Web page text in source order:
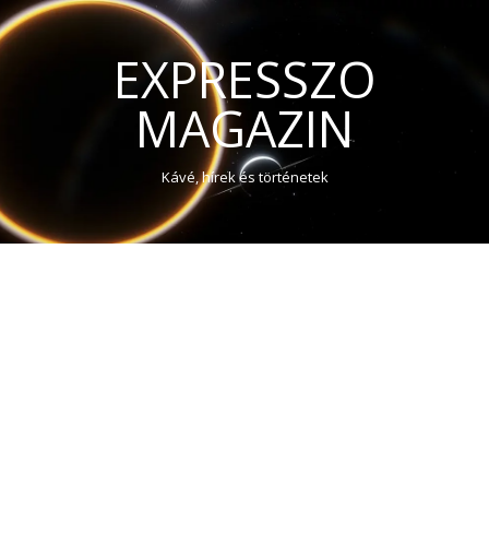
EXPRESSZO
MAGAZIN
Kávé, hírek és történetek